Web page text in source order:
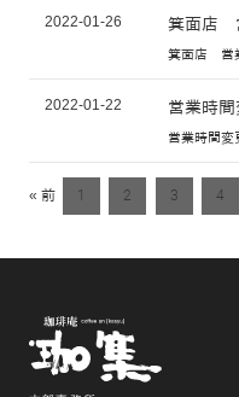
2022-01-26 箕面店
箕面店 営
2022-01-22 営業時
営業時間変
« 前 1 2 3 4